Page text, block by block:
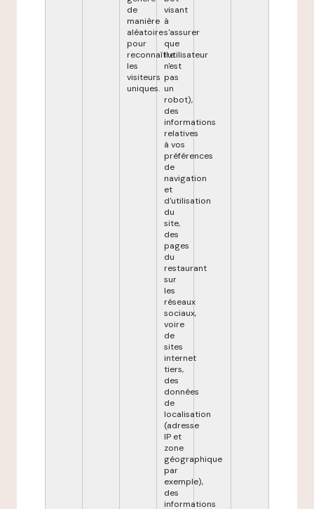
de
manière
aléatoire
pour
reconnaître
les
visiteurs
uniques.
visant
à
s'assurer
que
l'utilisateur
n'est
pas
un
robot),
des
informations
relatives
à vos
préférences
de
navigation
et
d'utilisation
du
site,
des
pages
du
restaurant
sur
les
réseaux
sociaux,
voire
de
sites
internet
tiers,
des
données
de
localisation
(adresse
IP et
zone
géographique
par
exemple),
des
informations